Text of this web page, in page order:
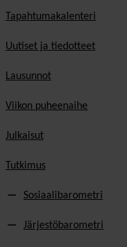
Tapahtumakalenteri
Uutiset ja tiedotteet
Lausunnot
Viikon puheenaihe
Julkaisut
Tutkimus
Sosiaalibarometri
Järjestöbarometri